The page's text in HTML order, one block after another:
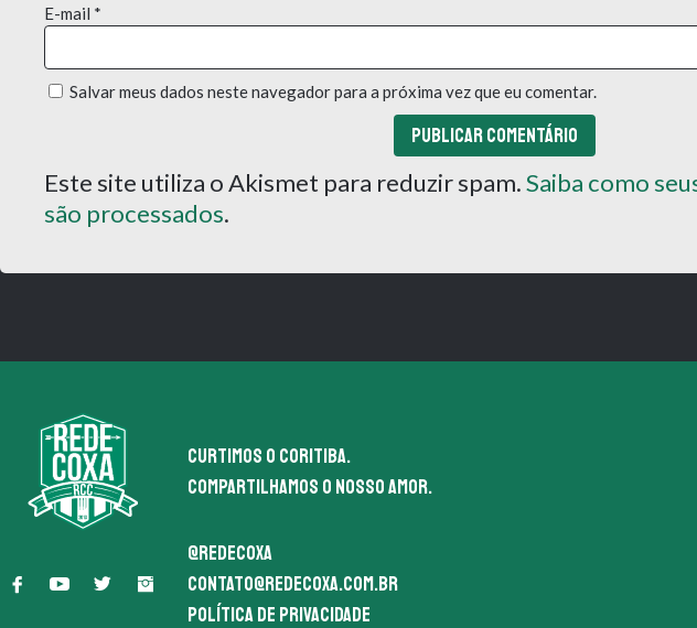
E-mail *
Salvar meus dados neste navegador para a próxima vez que eu comentar.
Este site utiliza o Akismet para reduzir spam.Saiba como
são processados.
Curtimos o coritiba.
Compartilhamos o nosso amor.
@redecoxa
contato@redecoxa.com.br
Política de Privacidade